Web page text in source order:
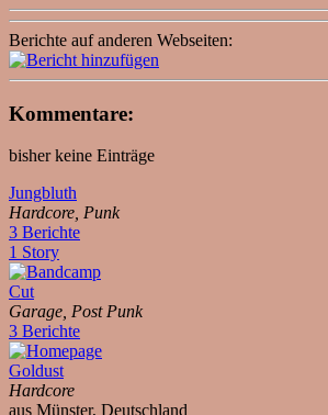
Berichte auf anderen Webseiten:
Kommentare:
bisher keine Einträge
Jungbluth
Hardcore, Punk
3 Berichte
1 Story
Cut
Garage, Post Punk
3 Berichte
Goldust
Hardcore
aus Münster, Deutschland